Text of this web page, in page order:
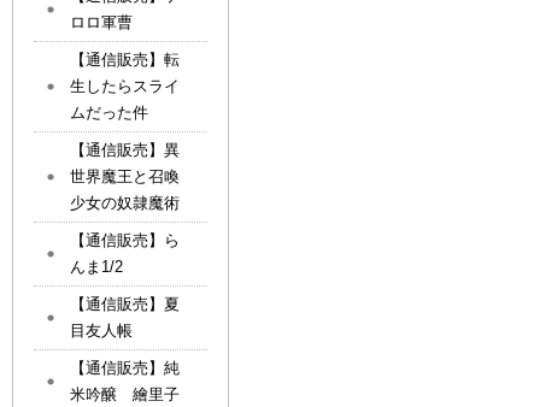
ロロ軍曹
【通信販売】転
生したらスライ
ムだった件
【通信販売】異
世界魔王と召喚
少女の奴隷魔術
【通信販売】ら
んま1/2
【通信販売】夏
目友人帳
【通信販売】純
米吟醸 繪里子